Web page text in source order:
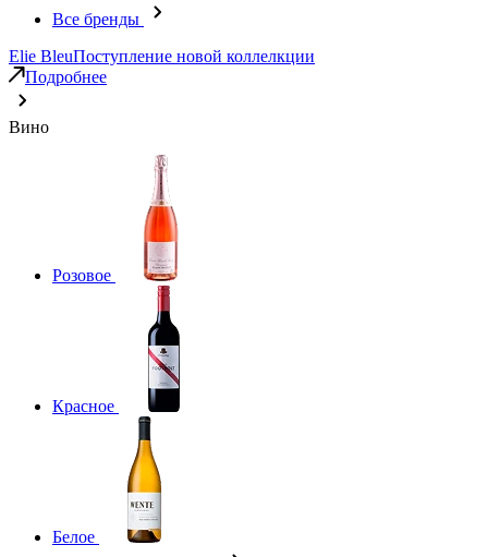
Все бренды
Elie BleuПоступление новой коллелкции
Подробнее
Вино
Розовое
Красное
Белое